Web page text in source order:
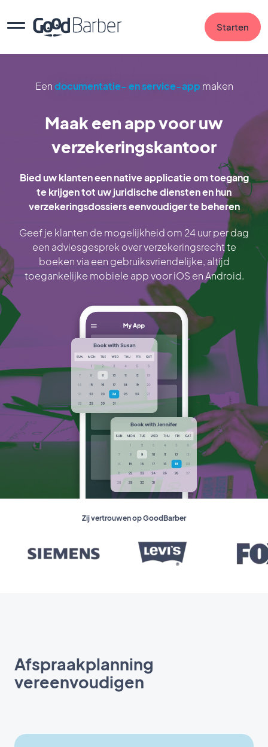
Starten
Eendocumentatie- en service-app maken
Maak een app voor uw
verzekeringskantoor
Bied uw klanten een native applicatie om toegang
te krijgen tot uw juridische diensten en hun
verzekeringsdossiers eenvoudiger te beheren
Geef je klanten de mogelijkheid om 24 uur per dag
een adviesgesprek over verzekeringsrecht te
boeken via een gebruiksvriendelijke, altijd
toegankelijke mobiele app voor iOS en Android.
Zij vertrouwen op GoodBarber
Afspraakplanning
vereenvoudigen